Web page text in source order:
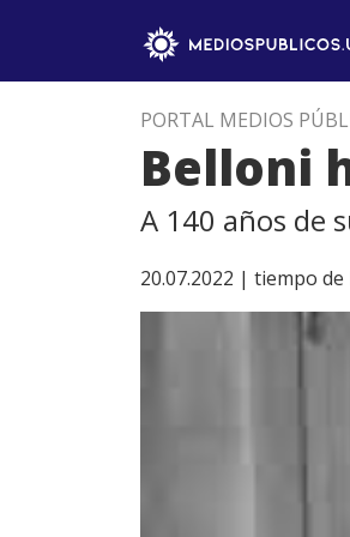
PORTAL MEDIOS
Belloni
A 140 años de
20.07.2022 | tiempo de